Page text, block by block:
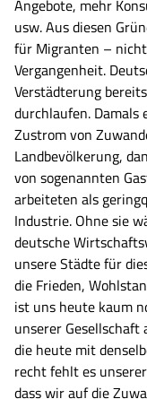
Angebote, mehr
usw. Aus diesen
für Migranten –
Vergangenheit.
Verstädterung
durchlaufen. Damals
Zustrom von
Landbevölkerung,
von sogenannten
arbeiteten als
Industrie. Ohne sie
deutsche
unsere Städte für
die Frieden,
ist uns heute kaum
unserer Gesellschaft
die heute mit
recht fehlt es
dass wir auf die